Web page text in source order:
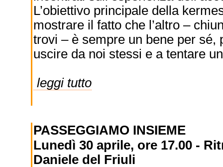
L’obiettivo principale della
mostrare il fatto che l’altro –
trovi – è sempre un bene per sé,
uscire da noi stessi e a tentare
leggi tutto
PASSEGGIAMO INSIEME
Lunedì 30 aprile, ore 17.00 -
Daniele del Friuli